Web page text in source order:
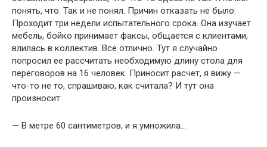
понять, что. Так и не понял. Причин отказать не было.
Проходит три недели испытательного срока. Она изучает
мебель, бойко принима­ет факсы, общается с клиентами,
влилась в коллектив. Все отлично. Тут я случайно
попросил ее рассчитать необходимую длину стола для
переговоров на 16 человек. Приносит расчет, я вижу —
что-то не то, спрашиваю, как считала? И тут она
произносит:
— В метре 60 сантиметров, и я умножила…